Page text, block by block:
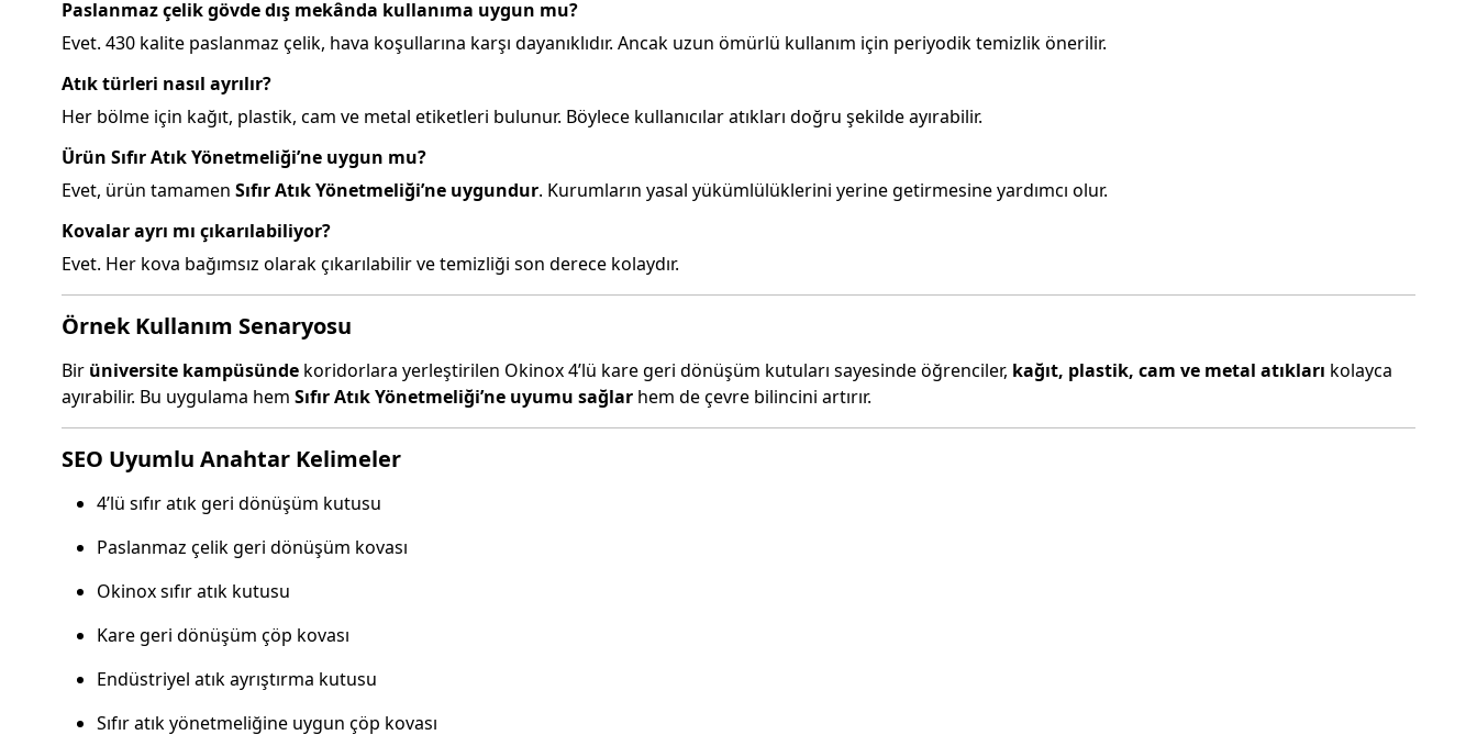
Paslanmaz çelik gövde dış mekânda kullanıma uygun mu?
Evet. 430 kalite paslanmaz çelik, hava koşullarına karşı dayanıklıdır. Ancak uzun ömürlü kullanım için periyodik temizlik önerilir.
Atık türleri nasıl ayrılır?
Her bölme için kağıt, plastik, cam ve metal etiketleri bulunur. Böylece kullanıcılar atıkları doğru şekilde ayırabilir.
Ürün Sıfır Atık Yönetmeliği’ne uygun mu?
Evet, ürün tamamen Sıfır Atık Yönetmeliği’ne uygundur. Kurumların yasal yükümlülüklerini yerine getirmesine yardımcı olur.
Kovalar ayrı mı çıkarılabiliyor?
Evet. Her kova bağımsız olarak çıkarılabilir ve temizliği son derece kolaydır.
Örnek Kullanım Senaryosu
Bir üniversite kampüsünde koridorlara yerleştirilen Okinox 4’lü kare geri dönüşüm kutuları sayesinde öğrenciler, kağıt, plastik, cam ve metal atıkları kolayca
ayırabilir. Bu uygulama hem Sıfır Atık Yönetmeliği’ne uyumu sağlar hem de çevre bilincini artırır.
SEO Uyumlu Anahtar Kelimeler
4’lü sıfır atık geri dönüşüm kutusu
Paslanmaz çelik geri dönüşüm kovası
Okinox sıfır atık kutusu
Kare geri dönüşüm çöp kovası
Endüstriyel atık ayrıştırma kutusu
Sıfır atık yönetmeliğine uygun çöp kovası